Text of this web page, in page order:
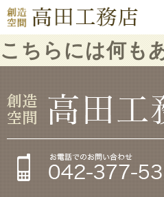
こちらには何も